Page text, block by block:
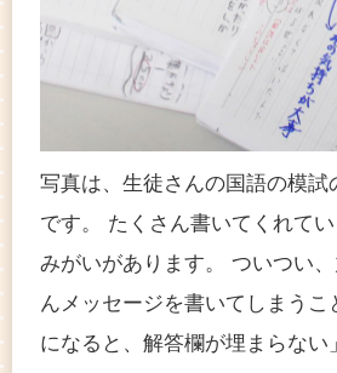
写真は、生徒さんの国語の模試
です。 たくさん書いてくれて
みがいがあります。 ついつい
んメッセージを書いてしまう
になると、解答欄が埋まらな